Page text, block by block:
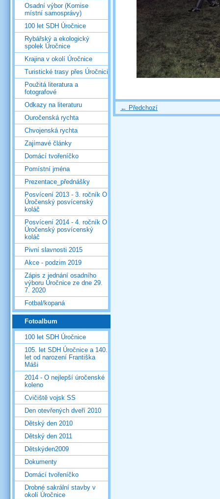
← Předchozí
Osadní výbor (Komise
místní samosprávy)
100 let SDH Úročnice
Rybářský a ekologický
spolek Úročnice
Krajina v okolí Úročnice
Turistické trasy přes Úročnici
Použitá literatura a
fotografové
Odkazy na literaturu
Ouročenská rychta
Chvojenská rychta
Zajímavé články
Domácí tvořeníčko
Pomístní jména
Prezentace_přednášky
Posvícení 2013 - 3. ročník O
Úročenský posvícenský
koláč
Posvícení 2014 - 4. ročník O
Úročenský posvícenský
koláč
Pivní slavnosti 2015
Akce - podzim 2019
Zápis z jednání osadního
výboru Úročnice ze dne 29.
7. 2020
Fotbal/kopaná
Fotoalbum
100 let SDH Úročnice
105. let SDH Úročnice a 140.
let od narození Františka
Máši
2014 - O nejlepší úročenské
koleno
Cvičiště vojsk SS
Den otevřených dveří 2010
Dětský den 2010
Dětský den 2011
Dětskýden2009
Dokumenty
Domácí tvořeníčko
Drobné sakrální stavby v
okolí Úročnice